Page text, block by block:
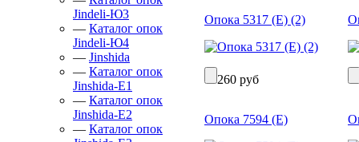
Jindeli-Ю3
— Каталог опок
Jindeli-Ю4
— Jinshida
— Каталог опок
Jinshida-Е1
— Каталог опок
Jinshida-Е2
— Каталог опок
Опока 5317 (Е) (2)
260 руб
Опока 7594 (Е)